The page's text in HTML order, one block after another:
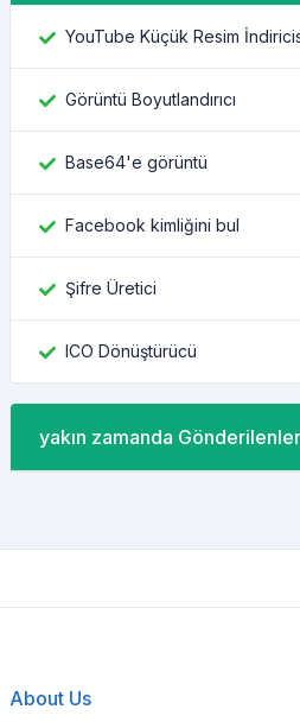
YouTube Küçük Resim
Görüntü Boyutlandırıcı
Base64'e görüntü
Facebook kimliğini bul
Şifre Üretici
ICO Dönüştürücü
yakın zamanda Gönderilenler
About Us